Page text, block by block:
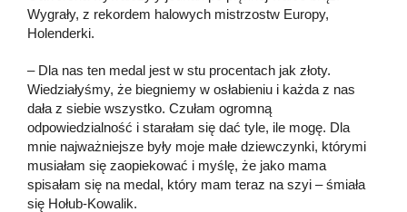
Wygrały, z rekordem halowych mistrzostw Europy,
Holenderki.
– Dla nas ten medal jest w stu procentach jak złoty.
Wiedziałyśmy, że biegniemy w osłabieniu i każda z nas
dała z siebie wszystko. Czułam ogromną
odpowiedzialność i starałam się dać tyle, ile mogę. Dla
mnie najważniejsze były moje małe dziewczynki, którymi
musiałam się zaopiekować i myślę, że jako mama
spisałam się na medal, który mam teraz na szyi – śmiała
się Hołub-Kowalik.